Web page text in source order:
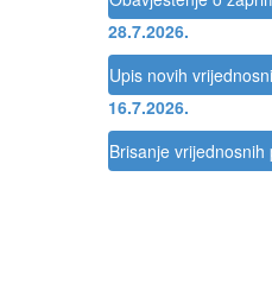
28.7.2026.
Upis novih
16.7.2026.
Brisanje